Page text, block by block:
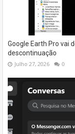
Google Earth Pro vai
descontinuação
Julho 27, 2026 0